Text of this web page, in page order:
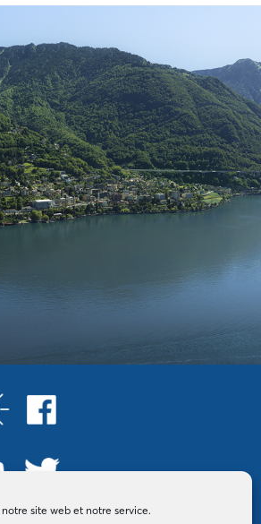
site web et notre service.